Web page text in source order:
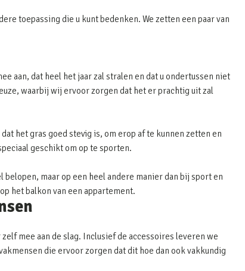
toepassing die u kunt bedenken. We zetten een paar van
aan, dat heel het jaar zal stralen en dat u ondertussen niet
waarbij wij ervoor zorgen dat het er prachtig uit zal
het gras goed stevig is, om erop af te kunnen zetten en
geschikt om op te sporten.
maar op een heel andere manier dan bij sport en
het balkon van een appartement.
mee aan de slag. Inclusief de accessoires leveren we
die ervoor zorgen dat dit hoe dan ook vakkundig